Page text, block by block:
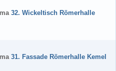
32. Wickeltisch Römerhalle
31. Fassade Römerhalle Kemel